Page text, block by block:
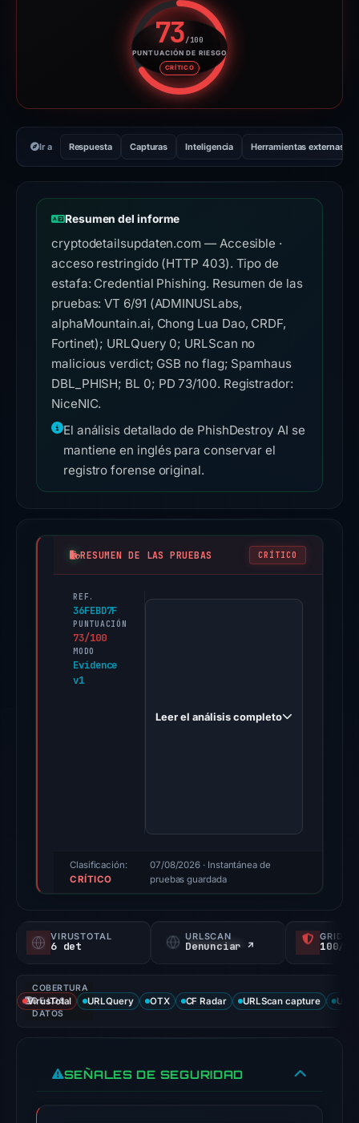
73/100
PUNTUACIÓN DE RIESGO
CRÍTICO
Puntuación de riesgo: 73
Ir a Respuesta Capturas Inteligencia Herramientas externas
Resumen del informe
cryptodetailsupdaten.com — Accesible ·
acceso restringido (HTTP 403). Tipo de
estafa: Credential Phishing. Resumen de las
pruebas: VT 6/91 (ADMINUSLabs,
alphaMountain.ai, Chong Lua Dao, CRDF,
Fortinet); URLQuery 0; URLScan no
malicious verdict; GSB no flag; Spamhaus
DBL_PHISH; BL 0; PD 73/100. Registrador:
NiceNIC.
El análisis detallado de PhishDestroy AI se
mantiene en inglés para conservar el
registro forense original.
RESUMEN DE LAS PRUEBAS CRÍTICO
REF.
36FEBD7F
PUNTUACIÓN
73/100
MODO
Evidence
v1
PhishDestroy
13,
VirusTotal
and
Evidence
VirusTotal
recorded
detections
Leer el análisis completo
Clasificación:
CRÍTICO
07/08/2026 · Instantánea de
pruebas guardada
VIRUSTOTAL
6 det
URLSCAN
Denunciar ↗ 100/
COBERTURA
DE LOS
DATOS
VirusTotal URLQuery OTX CF Radar URLScan capture
SEÑALES DE SEGURIDAD